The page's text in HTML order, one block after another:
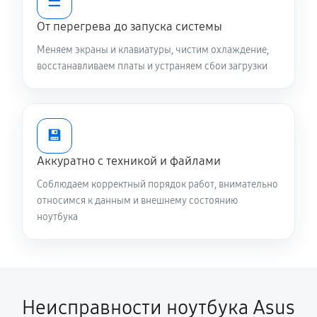
Замена контроллера питания
1340 руб 120 минут
Замена жесткого диска
Установка драйверов ноутбука Asus ExpertBook
CX54 Chromebook Plus Enterprise
650 руб 30 минут
Замена вебкамеры ноутбука Asus ExpertBook CX54
Chromebook Plus Enterprise
От перегрева до запуска системы
Меняем экраны и клавиатуры, чистим охлаждение,
восстанавливаем платы и устраняем сбои загрузки
💾
Аккуратно с техникой и файлами
Соблюдаем корректный порядок работ, внимательно
относимся к данным и внешнему состоянию
ноутбука
Неисправности ноутбука Asus